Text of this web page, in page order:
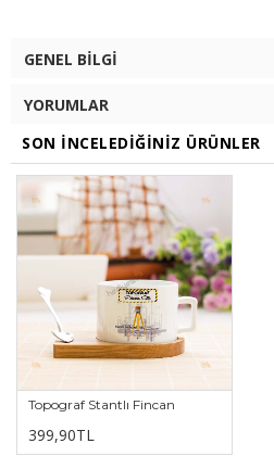
GENEL BILGI
YORUMLAR
SON İNCELEDIĞINIZ ÜRÜNLER
Topograf Stantlı Fincan
399,90TL